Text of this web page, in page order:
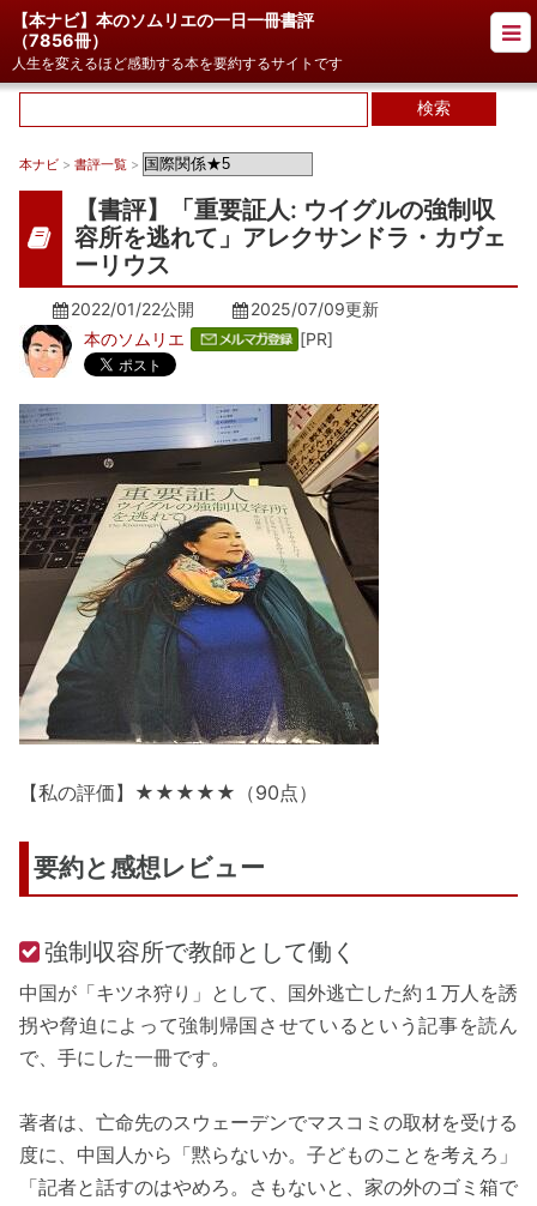
【本ナビ】本のソムリエの一日一冊書評
（7856冊）
人生を変えるほど感動する本を要約するサイトです
本ナビ > 書評一覧 >
【書評】「重要証人: ウイグルの強制収
容所を逃れて」アレクサンドラ・カヴェ
ーリウス
2022/01/22公開 2025/07/09更新
本のソムリエ
[PR]
【私の評価】★★★★★（90点）
要約と感想レビュー
強制収容所で教師として働く
中国が「キツネ狩り」として、国外逃亡した約１万人を誘
拐や脅迫によって強制帰国させているという記事を読ん
で、手にした一冊です。
著者は、亡命先のスウェーデンでマスコミの取材を受ける
度に、中国人から「黙らないか。子どものことを考えろ」
「記者と話すのはやめろ。さもないと、家の外のゴミ箱で